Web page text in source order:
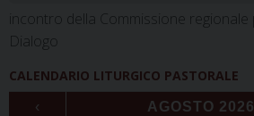
incontro della Commissione regionale
Dialogo
CALENDARIO LITURGICO PASTORALE
‹ AGOSTO 2026